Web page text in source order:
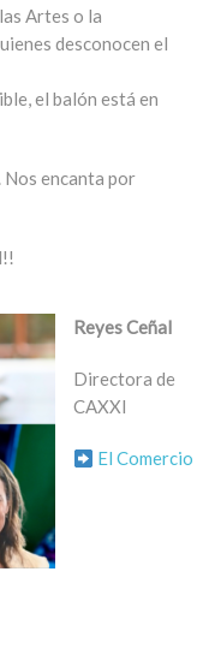
Artes o la
desconocen el
el balón está en
encanta por
Reyes Ceñal
Directora de
CAXXI
El Comercio